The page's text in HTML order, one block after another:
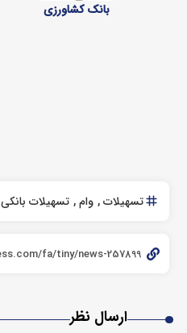
بانک کشاورزی
تسهیلات وام تسهیلات بانکی
ارسال نظر